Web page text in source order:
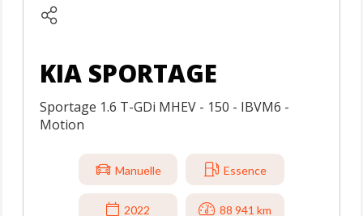
KIA SPORTAGE
Sportage 1.6 T-GDi MHEV - 150 - IBVM6 -
Motion
Manuelle Essence
2022 88 941 km